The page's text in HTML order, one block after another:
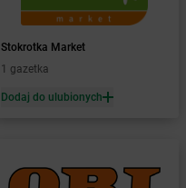
Stokrotka Market
1 gazetka
Dodaj do ulubionych